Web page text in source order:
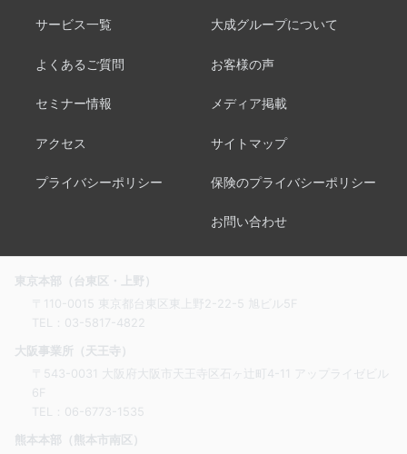
サービス一覧 大成グループについて
よくあるご質問 お客様の声
セミナー情報 メディア掲載
アクセス サイトマップ
プライバシーポリシー 保険のプライバシーポリシー
お問い合わせ
東京本部（台東区・上野）
〒110-0015 東京都台東区東上野2-22-5 旭ビル5F
TEL： 03-5817-4822
大阪事業所（天王寺）
〒543-0031 大阪府大阪市天王寺区石ヶ辻町4-11 アップライゼビル
6F
TEL： 06-6773-1535
熊本本部（熊本市南区）